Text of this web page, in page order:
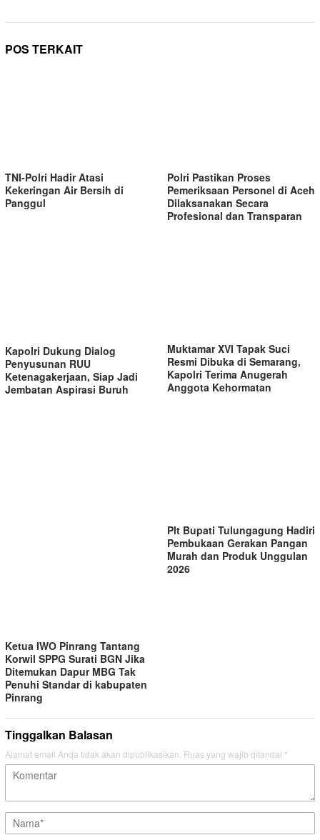
POS TERKAIT
TNI-Polri Hadir Atasi
Kekeringan Air Bersih di
Panggul
Polri Pastikan Proses
Pemeriksaan Personel di Aceh
Dilaksanakan Secara
Profesional dan Transparan
Kapolri Dukung Dialog
Penyusunan RUU
Ketenagakerjaan, Siap Jadi
Jembatan Aspirasi Buruh
Muktamar XVI Tapak Suci
Resmi Dibuka di Semarang,
Kapolri Terima Anugerah
Anggota Kehormatan
Ketua IWO Pinrang Tantang
Korwil SPPG Surati BGN Jika
Ditemukan Dapur MBG Tak
Penuhi Standar di kabupaten
Pinrang
Plt Bupati Tulungagung Hadiri
Pembukaan Gerakan Pangan
Murah dan Produk Unggulan
2026
Tinggalkan Balasan
Alamat email Anda tidak akan dipublikasikan. Ruas yang wajib ditandai *